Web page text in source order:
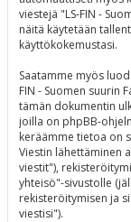
viestejä "LS-FIN -
näitä käytetään
käyttökokemustasi.
Saatamme myös
FIN - Suomen suurin
tämän dokumentin
joilla on phpBB-
keräämme tietoa on
Viestin lähettäminen
viestit"),
yhteisö"-sivustolle
rekisteröitymisen ja
viestisi").